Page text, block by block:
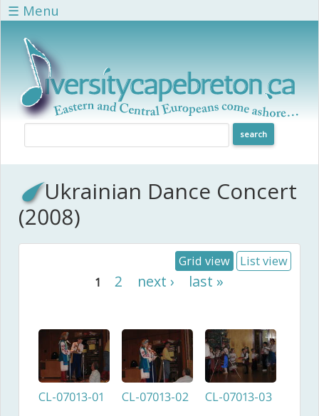
Skip to main content
☰ Menu
Ukrainian Dance Concert
(2008)
Grid view List view
1 2 next › last »
CL-07013-01 CL-07013-02 CL-07013-03